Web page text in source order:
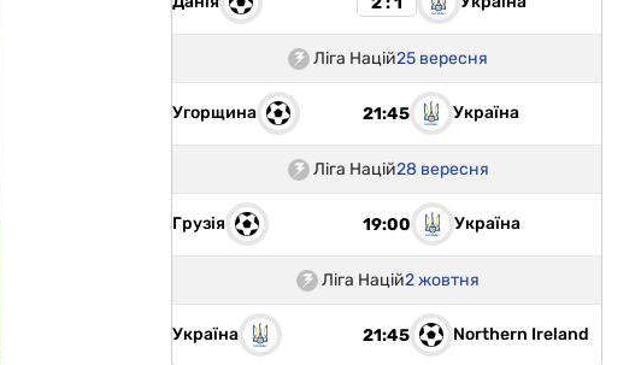
Ліга Націй25 вересня
Угорщина 21:45 Україна
Ліга Націй28 вересня
Грузія 19:00 Україна
Ліга Націй2 жовтня
Україна 21:45 Northern Ireland